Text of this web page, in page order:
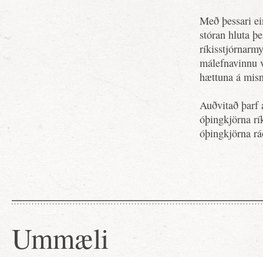
Með þessari
stóran hluta
málefnavinnu
hættuna á
Auðvitað þarf
óþingkjörna
óþingkjörna
Ummæli